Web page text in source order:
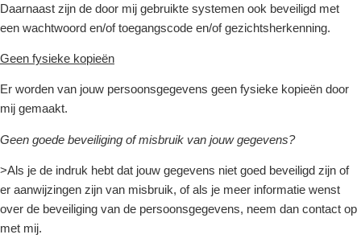
Daarnaast zijn de door mij gebruikte systemen ook beveiligd met
een wachtwoord en/of toegangscode en/of gezichtsherkenning.
Geen fysieke kopieën
Er worden van jouw persoonsgegevens geen fysieke kopieën door
mij gemaakt.
Geen goede beveiliging of misbruik van jouw gegevens?
>Als je de indruk hebt dat jouw gegevens niet goed beveiligd zijn of
er aanwijzingen zijn van misbruik, of als je meer informatie wenst
over de beveiliging van de persoonsgegevens, neem dan contact op
met mij.